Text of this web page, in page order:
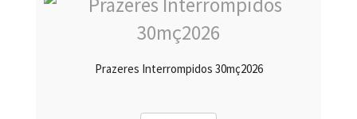
Prazeres Interrompidos 30mç2026